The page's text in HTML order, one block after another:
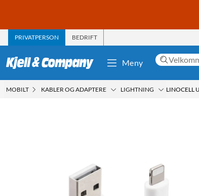
PRIVATPERSON BEDRIFT
Meny
MOBILT KABLER OG ADAPTERE LIGHTNING LINOCELL